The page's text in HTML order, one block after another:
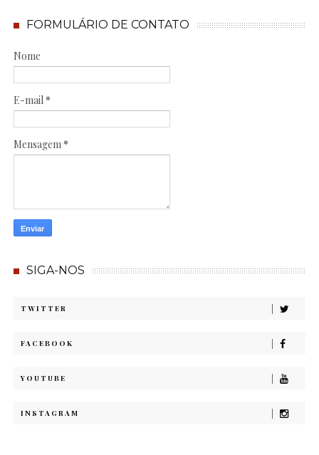
FORMULÁRIO DE CONTATO
Nome
E-mail*
Mensagem*
SIGA-NOS
TWITTER
FACEBOOK
YOUTUBE
INSTAGRAM